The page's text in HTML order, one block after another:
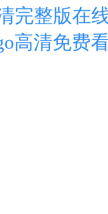
清完整版
高清免费